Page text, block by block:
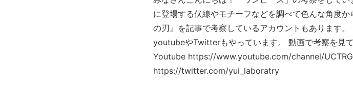
に登場する伏線やモチーフなどを調べて色んな角度
の刃』を記事で考察しているアカウントもあります
youtubeやTwitterもやっています。 動画で考察を見
Youtube https://www.youtube.com/channel/
https://twitter.com/yui_laboratry